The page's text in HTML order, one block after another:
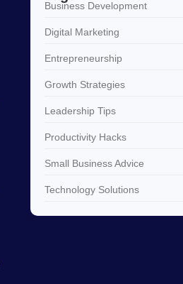
Business Development
Digital Marketing
Entrepreneurship
Growth Strategies
Leadership Tips
Productivity Hacks
Small Business Advice
Technology Solutions